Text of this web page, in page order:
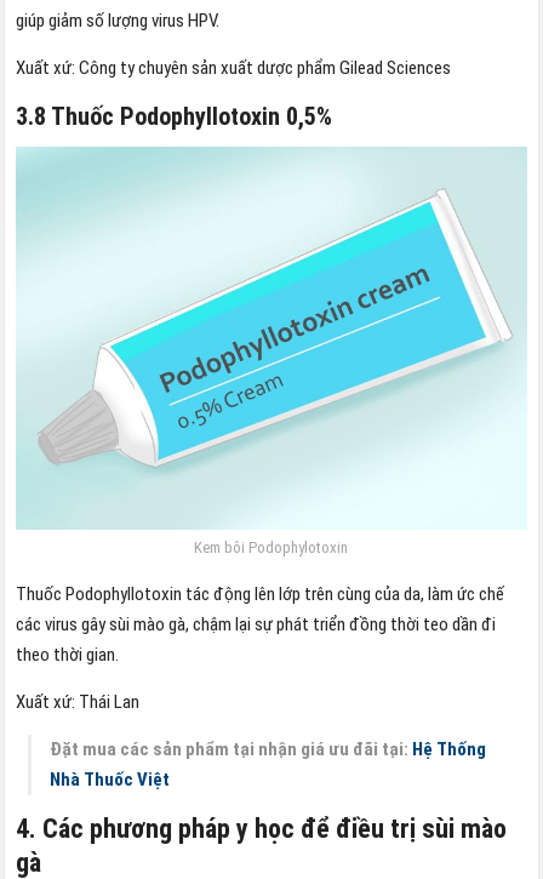
giúp giảm số lượng virus HPV.
Xuất xứ: Công ty chuyên sản xuất dược phẩm Gilead Sciences
3.8 Thuốc Podophyllotoxin 0,5%
Kem bôi Podophylotoxin
Thuốc Podophyllotoxin tác động lên lớp trên cùng của da, làm ức chế
các virus gây sùi mào gà, chậm lại sự phát triển đồng thời teo dần đi
theo thời gian.
Xuất xứ: Thái Lan
Đặt mua các sản phẩm tại nhận giá ưu đãi tại: Hệ Thống
Nhà Thuốc Việt
4. Các phương pháp y học để điều trị sùi mào
gà